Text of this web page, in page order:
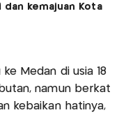
kemajuan Kota
Medan di usia 18
namun berkat
kebaikan hatinya,